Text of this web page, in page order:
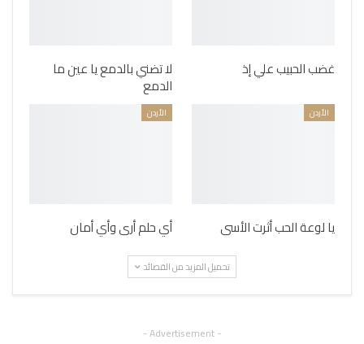
غضب الحبيب علي إذ لا تضني بالدمع يا عين ما
الدمع
الأردن
يا لوعة الحب أثرت الأسى
الأردن
أي حلم أرى وأي أمان
تحميل المزيد من القصائد
- Advertisement -